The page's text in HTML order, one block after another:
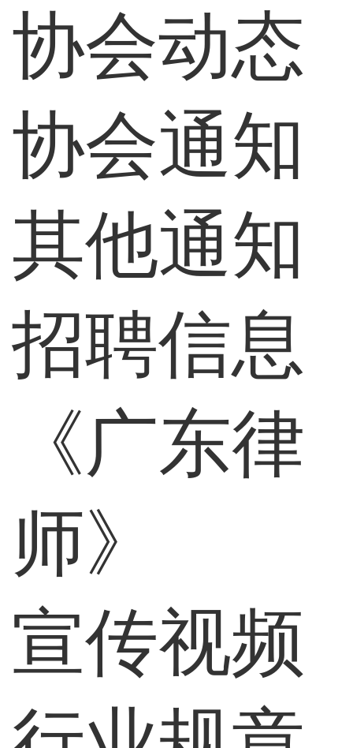
协会动态
协会通知
其他通知
招聘信息
《广东律
师》
宣传视频